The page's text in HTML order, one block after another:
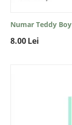
Numar Teddy Boy
8.00Lei